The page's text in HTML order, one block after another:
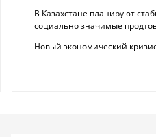
В Казахстане планируют
социально значимые
Новый экономический